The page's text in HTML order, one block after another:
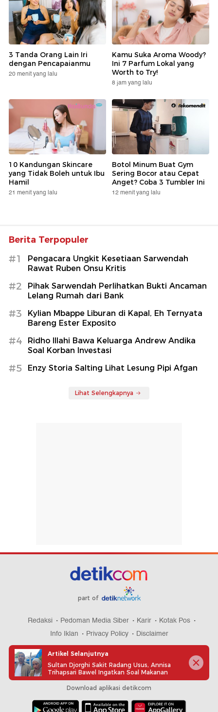
3 Tanda Orang Lain Iri
dengan Pencapaianmu
20 menit yang lalu
Kamu Suka Aroma Woody?
Ini 7 Parfum Lokal yang
Worth to Try!
8 jam yang lalu
10 Kandungan Skincare
yang Tidak Boleh untuk Ibu
Hamil
21 menit yang lalu
Botol Minum Buat Gym
Sering Bocor atau Cepat
Anget? Coba 3 Tumbler Ini
12 menit yang lalu
Berita Terpopuler
#1
Pengacara Ungkit Kesetiaan Sarwendah
Rawat Ruben Onsu Kritis
#2
Pihak Sarwendah Perlihatkan Bukti Ancaman
Lelang Rumah dari Bank
#3
Kylian Mbappe Liburan di Kapal, Eh Ternyata
Bareng Ester Exposito
#4
Ridho Illahi Bawa Keluarga Andrew Andika
Soal Korban Investasi
#5 Enzy Storia Salting Lihat Lesung Pipi Afgan
Lihat Selengkapnya
part of
Redaksi Pedoman Media Siber Karir
Kotak Pos
Info Iklan
Privacy Policy Disclaimer
Download aplikasi detikcom
Artikel Selanjutnya
Sultan Djorghi Sakit Radang Usus, Annisa
Trihapsari Bawel Ingatkan Soal Makanan